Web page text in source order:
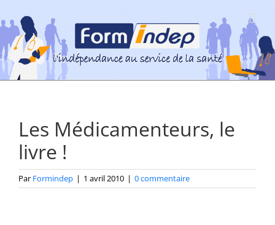
au
contenu
Les Médicamenteurs, le
livre !
Par Formindep | 1 avril 2010 | 0 commentaire